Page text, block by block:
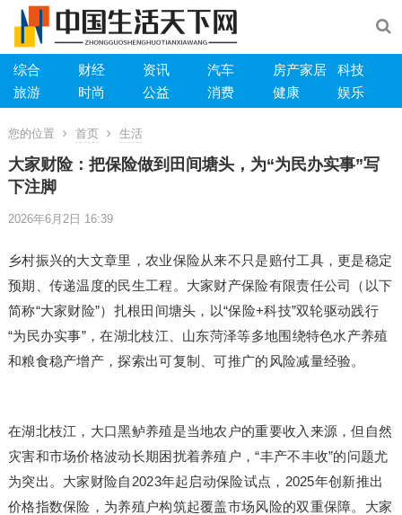
综合 财经 资讯 汽车 房产家居
科技
旅游
时尚 公益 消费 健康 娱乐
您的位置 首页 生活
大家财险：把保险做到田间塘头，为“为民办实事”写
下注脚
2026年6月2日 16:39
乡村振兴的大文章里，农业保险从来不只是赔付工具，更是稳定
预期、传递温度的民生工程。大家财产保险有限责任公司（以下
简称“大家财险”）扎根田间塘头，以“保险+科技”双轮驱动践行
“为民办实事”，在湖北枝江、山东菏泽等多地围绕特色水产养殖
和粮食稳产增产，探索出可复制、可推广的风险减量经验。
在湖北枝江，大口黑鲈养殖是当地农户的重要收入来源，但自然
灾害和市场价格波动长期困扰着养殖户，“丰产不丰收”的问题尤
为突出。大家财险自2023年起启动保险试点，2025年创新推出
价格指数保险，为养殖户构筑起覆盖市场风险的双重保障。大家